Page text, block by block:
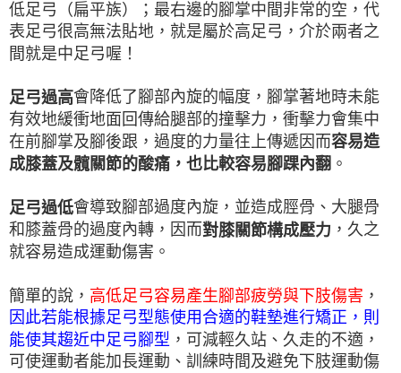
低足弓（扁平族）；最右邊的腳掌中間非常的空，代
表足弓很高無法貼地，就是屬於高足弓，介於兩者之
間就是中足弓喔！
足弓過高會降低了腳部內旋的幅度，腳掌著地時未能
有效地緩衝地面回傳給腿部的撞擊力，衝擊力會集中
在前腳掌及腳後跟，過度的力量往上傳遞因而容易造
成膝蓋及髖關節的酸痛，也比較容易腳踝內翻 。
足弓過低會導致腳部過度內旋，並造成脛骨、大腿骨
和膝蓋骨的過度內轉，因而對膝關節構成壓力 ，久之
就容易造成運動傷害。
簡單的說， 高低足弓容易產生腳部疲勞與下肢傷害 ，
因此若能根據足弓型態使用合適的鞋墊進行矯正，則
能使其趨近中足弓腳型 ，可減輕久站、久走的不適，
可使運動者能加長運動、訓練時間及避免下肢運動傷